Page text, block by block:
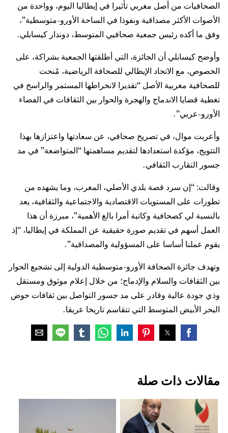
الصحافيات من أصل مغربي تأثيرا في إيطاليا اليوم، وواحدة من
الأصوات الأكثر مصداقية ونفوذا في الساحة الأورو-متوسطية”،
وفق ما أكده رئيس جمعية صحافيي المتوسط، دوندار كيسابلي.
وأوضح كيسابلي أن الجائزة، التي أطلقتها الجمعية بشراكة، على
الخصوص، مع الاتحاد الإيطالي للصحافة الرياضية، مُنحت
للصحافية مغربية الأصل “تقديرا لانخراطها المستمر والراسخ في
تغطية قضايا الاندماج والهجرة والحوار بين الثقافات في الفضاء
الأورو-عربي”.
وأعربت موال، في تصريح صحافي، عن سعادتها واعتزازها بهذا
التتويج، مؤكدة استعدادها لتقديم مساهمتها “المتواضعة” في مد
جسور التقارب الثقافي.
وقالت: “إن سرد قصة بلدي الأصلي، المغرب، وما يشهده من
تطورات على المستويات الاقتصادية والاجتماعية والثقافية، يعد
بالنسبة لي كصحافية وكاتبة أمرا بالغ الأهمية”، مبرزة أن هذا
العمل أسهم في تقديم صورة حقيقية عن المملكة في إيطاليا، “إذ
يقوم عملنا أساسا على المسؤولية والمصداقية”.
وتهدف جائزة الصحافة الأورو-متوسطية الدولية إلى تشجيع الحوار
بين الثقافات والسلام والإدماج؛ من خلال إعلام موثوق ومستقل
وذي جودة عالية وقادر على مد جسور التواصل بين ثقافات حوض
البحر الأبيض المتوسط التي تتقاسم تاريخا عريقا.
مقالات ذات صلة